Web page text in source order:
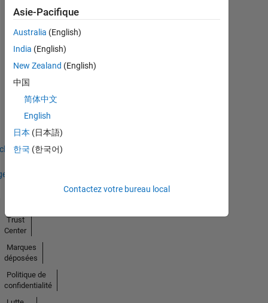
No
Badges
Earned
Asie-Pacifique
Australia (English)
India (English)
New Zealand (English)
中国
简体中文
English
日本 (日本語)
한국 (한국어)
Contactez votre bureau local
Trust
Center
Marques
déposées
Politique de
confidentialité